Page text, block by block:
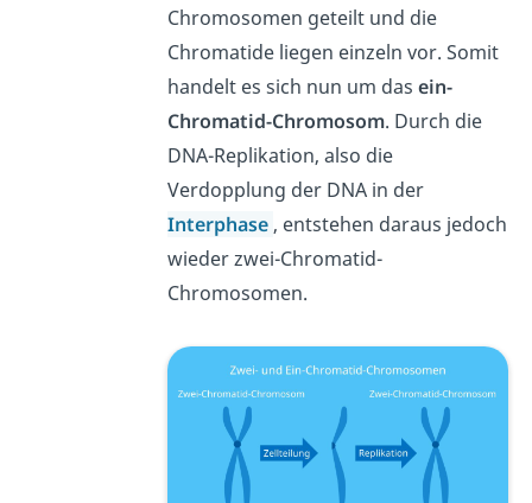
Chromosomen geteilt und die
Chromatide liegen einzeln vor. Somit
handelt es sich nun um dasein-
Chromatid-Chromosom. Durch die
DNA-Replikation, also die
Verdopplung der DNA in der
Interphase , entstehen daraus jedoch
wieder zwei-Chromatid-
Chromosomen.